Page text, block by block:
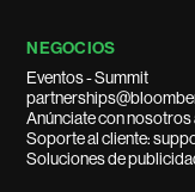
NEGOCIOS
Eventos - Summit
Anúnciate con
Soporte al cliente:
Soluciones de